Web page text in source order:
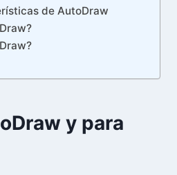
de AutoDraw
y para